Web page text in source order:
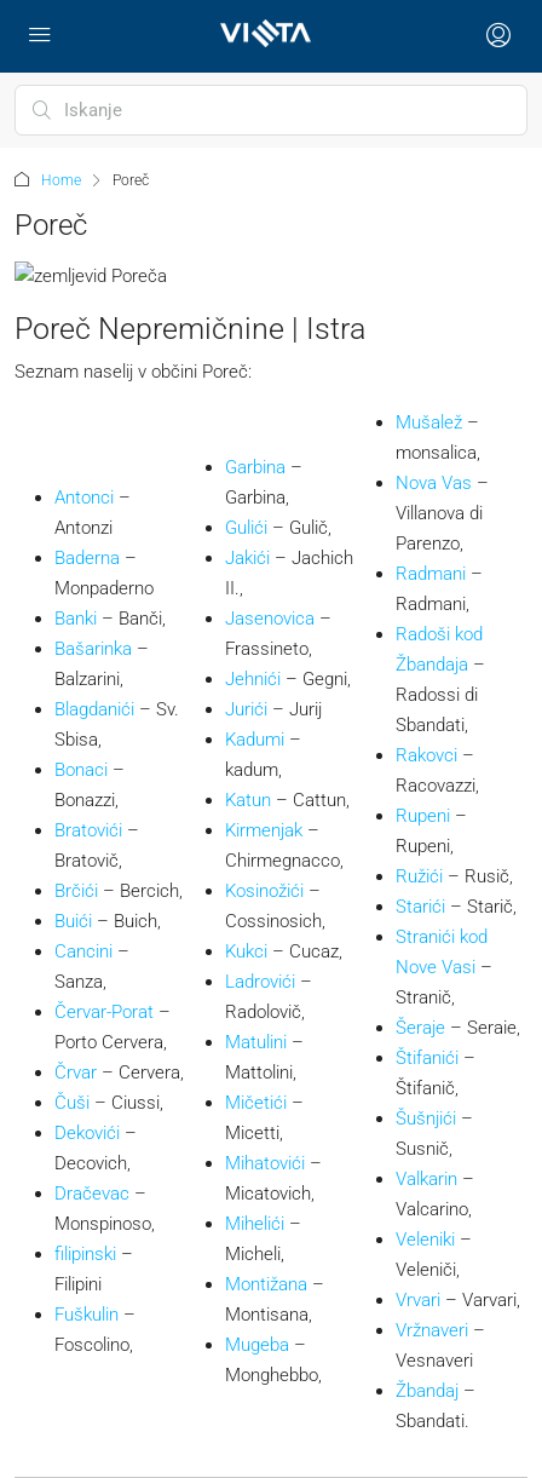
Home Poreč
Poreč
Poreč Nepremičnine | Istra
Seznam naselij v občini Poreč:
Antonci –
Antonzi
Baderna –
Monpaderno
Banki – Banči,
Bašarinka –
Balzarini,
Blagdanići – Sv.
Sbisa,
Bonaci –
Bonazzi,
Bratovići –
Bratovič,
Brčići – Bercich,
Buići – Buich,
Cancini –
Sanza,
Červar-Porat –
Porto Cervera,
Črvar – Cervera,
Čuši – Ciussi,
Dekovići –
Decovich,
Dračevac –
Monspinoso,
filipinski –
Filipini
Fuškulin –
Foscolino,
Garbina –
Garbina,
Gulići – Gulič,
Jakići – Jachich
II.,
Jasenovica –
Frassineto,
Jehnići – Gegni,
Jurići – Jurij
Kadumi –
kadum,
Katun – Cattun,
Kirmenjak –
Chirmegnacco,
Kosinožići –
Cossinosich,
Kukci – Cucaz,
Ladrovići –
Radolovič,
Matulini –
Mattolini,
Mičetići –
Micetti,
Mihatovići –
Micatovich,
Mihelići –
Micheli,
Montižana –
Montisana,
Mugeba –
Monghebbo,
Mušalež –
monsalica,
Nova Vas –
Villanova di
Parenzo,
Radmani –
Radmani,
Radoši kod
Žbandaja –
Radossi di
Sbandati,
Rakovci –
Racovazzi,
Rupeni –
Rupeni,
Ružići – Rusič,
Starići – Starič,
Stranići kod
Nove Vasi –
Stranič,
Šeraje – Seraie,
Štifanići –
Štifanič,
Šušnjići –
Susnič,
Valkarin –
Valcarino,
Veleniki –
Veleniči,
Vrvari – Varvari,
Vržnaveri –
Vesnaveri
Žbandaj –
Sbandati.